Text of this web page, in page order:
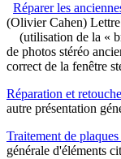
Réparer les
(Olivier Cahen)
(utilisation de la «
de photos stéréo
correct de la fenêtre
Réparation et
autre présentation
Traitement de
générale d'éléments